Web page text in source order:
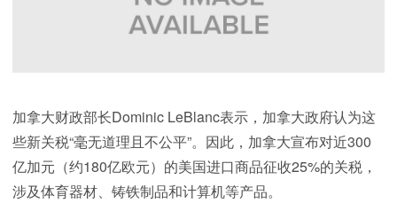
加拿大财政部长Dominic LeBlanc表示，加拿大政府认为这
些新关税“毫无道理且不公平”。因此，加拿大宣布对近300
亿加元（约180亿欧元）的美国进口商品征收25%的关税，
涉及体育器材、铸铁制品和计算机等产品。